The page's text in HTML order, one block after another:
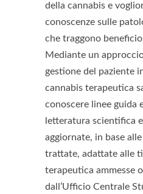
della cannabis e
conoscenze sulle
che traggono
Mediante un
gestione del paziente
cannabis terapeutica
conoscere linee guida
letteratura scientifica
aggiornate, in base
trattate, adattate alle
terapeutica ammesse
dall’Ufficio Centrale